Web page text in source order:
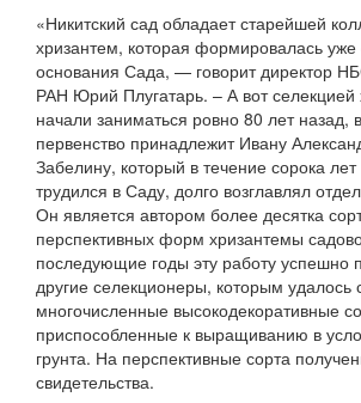
«Никитский сад обладает старейшей
хризантем, которая формировалась
основания Сада, — говорит директор
РАН Юрий Плугатарь. – А вот
начали заниматься ровно 80 лет назад,
первенство принадлежит Ивану
Забелину, который в течение сорока
трудился в Саду, долго возглавлял
Он является автором более десятка
перспективных форм хризантемы
последующие годы эту работу успешно
другие селекционеры, которым удалось
многочисленные высокодекоративные
приспособленные к выращиванию в
грунта. На перспективные сорта
свидетельства.